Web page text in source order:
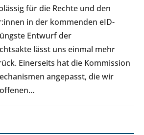
für die Rechte und den
in der kommenden eID-
Entwurf der
lässt uns einmal mehr
Einerseits hat die Kommission
angepasst, die wir